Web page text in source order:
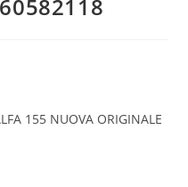
155 NUOVA ORIGINALE